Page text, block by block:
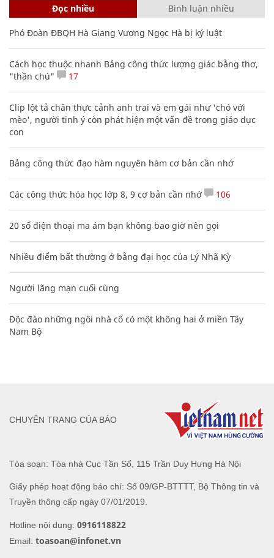
Đọc nhiều Bình luận nhiều
Phó Đoàn ĐBQH Hà Giang Vương Ngọc Hà bị kỷ luật
Cách học thuộc nhanh Bảng công thức lượng giác bằng thơ,
"thần chú"
17
Clip lột tả chân thực cảnh anh trai và em gái như 'chó với
mèo', người tinh ý còn phát hiện một vấn đề trong giáo dục
con
Bảng công thức đạo hàm nguyên hàm cơ bản cần nhớ
Các công thức hóa học lớp 8, 9 cơ bản cần nhớ 106
20 số điện thoại ma ám bạn không bao giờ nên gọi
Nhiều điểm bất thường ở bằng đại học của Lý Nhã Kỳ
Người lãng mạn cuối cùng
Độc đáo những ngôi nhà cổ có một không hai ở miền Tây
Nam Bộ
Tòa soạn: Tòa nhà Cục Tần Số, 115 Trần Duy Hưng Hà Nội
Giấy phép hoạt động báo chí: Số 09/GP-BTTTT, Bộ Thông tin và
Truyền thông cấp ngày 07/01/2019.
Hotline nội dung: 0916118822
Email: toasoan@infonet.vn
CHUYÊN TRANG CỦA BÁO